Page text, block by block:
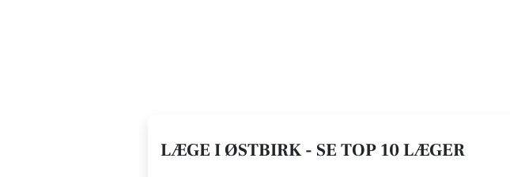
LÆGE I ØSTBIRK - SE TOP 10 LÆGER